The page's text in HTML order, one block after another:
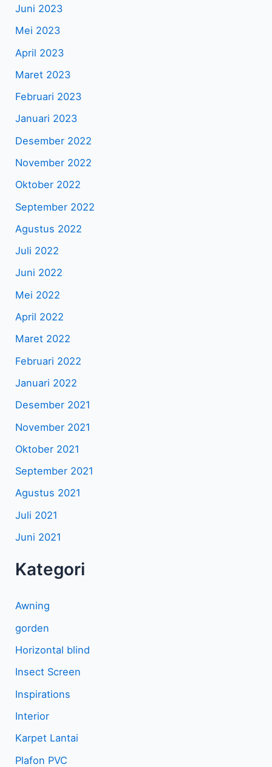
Juni 2023
Mei 2023
April 2023
Maret 2023
Februari 2023
Januari 2023
Desember 2022
November 2022
Oktober 2022
September 2022
Agustus 2022
Juli 2022
Juni 2022
Mei 2022
April 2022
Maret 2022
Februari 2022
Januari 2022
Desember 2021
November 2021
Oktober 2021
September 2021
Agustus 2021
Juli 2021
Juni 2021
Kategori
Awning
gorden
Horizontal blind
Insect Screen
Inspirations
Interior
Karpet Lantai
Plafon PVC